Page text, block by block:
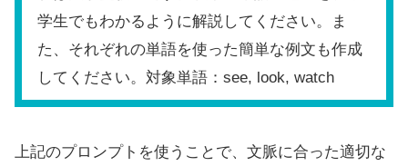
学生でもわかるように解説してください。ま
た、それぞれの単語を使った簡単な例文も作成
してください。対象単語：see, look, watch
上記のプロンプトを使うことで、文脈に合った適切な